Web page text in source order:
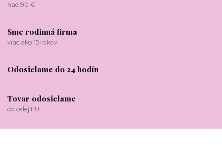
nad 90 €
Sme rodinná firma
viac ako 15 rokov
Odosielame do 24 hodín
Tovar odosielame
do celej EU